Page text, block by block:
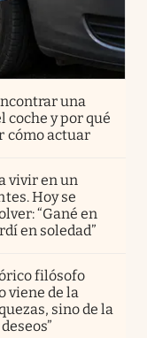
una
coche y por qué
cómo actuar
vivir en un
Hoy se
“Gané en
en soledad”
filósofo
viene de la
sino de la